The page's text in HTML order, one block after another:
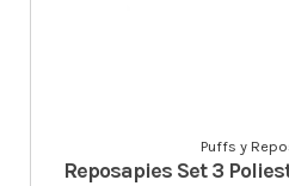
Puffs y
Reposapies Set 3